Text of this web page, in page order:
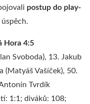
postup do play-
Hora 4:5
Svoboda), 13. Jakub
(Matyáš Vašíček), 50.
Tvrdík
1:1; diváků: 108;